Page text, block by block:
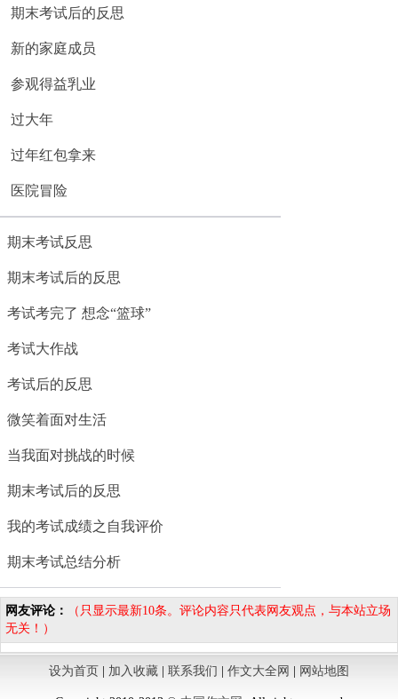
期末考试后的反思
新的家庭成员
参观得益乳业
过大年
过年红包拿来
医院冒险
期末考试反思
期末考试后的反思
考试考完了 想念“篮球”
考试大作战
考试后的反思
微笑着面对生活
当我面对挑战的时候
期末考试后的反思
我的考试成绩之自我评价
期末考试总结分析
网友评论：
（只显示最新10条。评论内容只代表网友观点，与本站立场
无关！）
设为首页 加入收藏 联系我们 作文大全网 网站地图